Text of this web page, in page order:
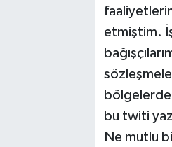
etmiştim.
bu twiti
Ne mutlu